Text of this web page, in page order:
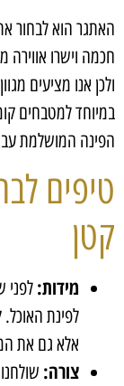
האתגר הוא לבחור
חכמה וישרו אווירה
ולכן אנו מציעים
במיוחד למטבחים
הפינה המושלמת
טיפים
קטן
מידות:
לפינת
אלא גם את
צורה: